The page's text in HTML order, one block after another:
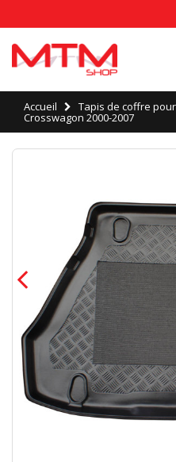
Accueil Tapis de coffre
Crosswagon 2000-2007